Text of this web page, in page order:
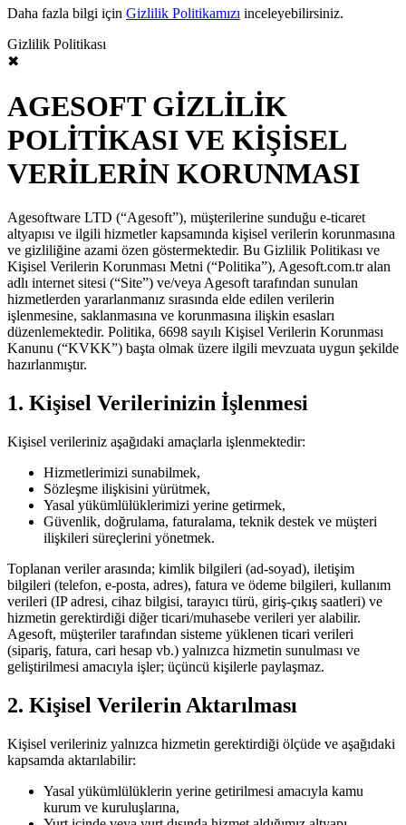
Daha fazla bilgi için Gizlilik Politikamızı inceleyebilirsiniz.
Gizlilik Politikası
✖
AGESOFT GİZLİLİK
POLİTİKASI VE KİŞİSEL
VERİLERİN KORUNMASI
Agesoftware LTD (“Agesoft”), müşterilerine sunduğu e-ticaret
altyapısı ve ilgili hizmetler kapsamında kişisel verilerin korunmasına
ve gizliliğine azami özen göstermektedir. Bu Gizlilik Politikası ve
Kişisel Verilerin Korunması Metni (“Politika”), Agesoft.com.tr alan
adlı internet sitesi (“Site”) ve/veya Agesoft tarafından sunulan
hizmetlerden yararlanmanız sırasında elde edilen verilerin
işlenmesine, saklanmasına ve korunmasına ilişkin esasları
düzenlemektedir. Politika, 6698 sayılı Kişisel Verilerin Korunması
Kanunu (“KVKK”) başta olmak üzere ilgili mevzuata uygun şekilde
hazırlanmıştır.
1. Kişisel Verilerinizin İşlenmesi
Kişisel verileriniz aşağıdaki amaçlarla işlenmektedir:
Hizmetlerimizi sunabilmek,
Sözleşme ilişkisini yürütmek,
Yasal yükümlülüklerimizi yerine getirmek,
Güvenlik, doğrulama, faturalama, teknik destek ve müşteri
ilişkileri süreçlerini yönetmek.
Toplanan veriler arasında; kimlik bilgileri (ad-soyad), iletişim
bilgileri (telefon, e-posta, adres), fatura ve ödeme bilgileri, kullanım
verileri (IP adresi, cihaz bilgisi, tarayıcı türü, giriş-çıkış saatleri) ve
hizmetin gerektirdiği diğer ticari/muhasebe verileri yer alabilir.
Agesoft, müşteriler tarafından sisteme yüklenen ticari verileri
(sipariş, fatura, cari hesap vb.) yalnızca hizmetin sunulması ve
geliştirilmesi amacıyla işler; üçüncü kişilerle paylaşmaz.
2. Kişisel Verilerin Aktarılması
Kişisel verileriniz yalnızca hizmetin gerektirdiği ölçüde ve aşağıdaki
kapsamda aktarılabilir:
Yasal yükümlülüklerin yerine getirilmesi amacıyla kamu
kurum ve kuruluşlarına,